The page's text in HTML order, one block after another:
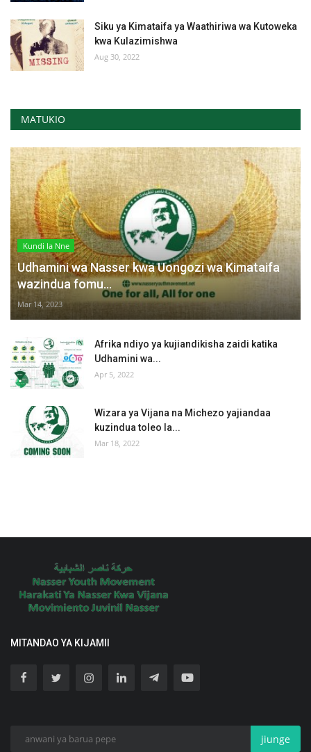
Siku ya Kimataifa ya Waathiriwa wa Kutoweka
kwa Kulazimishwa
Aug 30, 2022
MATUKIO
Kundi la Nne
Udhamini wa Nasser kwa Uongozi wa Kimataifa
wazindua fomu...
Mar 14, 2023
Afrika ndiyo ya kujiandikisha zaidi katika
Udhamini wa...
Apr 5, 2022
Wizara ya Vijana na Michezo yajiandaa
kuzindua toleo la...
Mar 18, 2022
MITANDAO YA KIJAMII
jiunge